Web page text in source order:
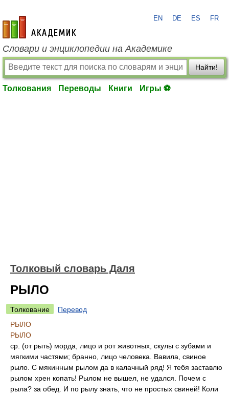
academic.ru
EN DE ES FR
Словари и энциклопедии на Академике
Найти!
Толкования Переводы Книги Игры ⚽
Толковый словарь Даля
РЫЛО
Толкование
Перевод
РЫЛО
РЫЛО
ср. (от рыть) морда, лицо и рот животных, скулы с зубами и
мягкими частями; бранно, лицо человека. Вавила, свиное
рыло. С мякинным рылом да в калачный ряд! Я тебя заставлю
рылом хрен копать! Рылом не вышел, не удался. Почем с
рыла? за обед. И по рылу знать, что не простых свиней! Коли